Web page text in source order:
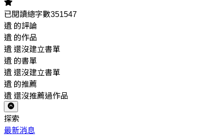
已閱讀總字數351547
遺 的評論
遺 的作品
遺 還沒建立書單
遺 的書單
遺 還沒建立書單
遺 的推薦
遺 還沒推薦過作品
探索
最新消息